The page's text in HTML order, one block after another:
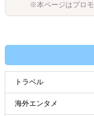
※本ページはプロモ
トラベル
海外エンタメ